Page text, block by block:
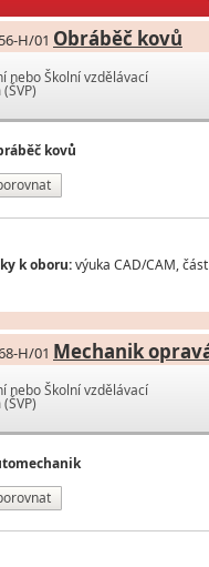
H/01 Obráběč kovů
nebo Školní vzdělávací
kovů
k oboru:výuka CAD/CAM,
H/01 Mechanik
nebo Školní vzdělávací